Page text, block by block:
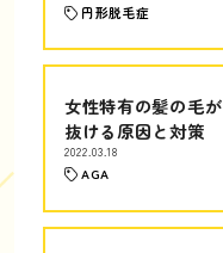
円形脱毛症
女性特有の髪の毛が
抜ける原因と対策
2022.03.18
AGA